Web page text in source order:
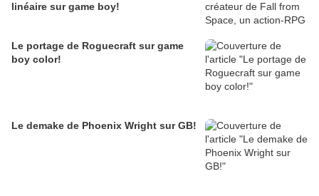
linéaire sur game boy!
Le portage de Roguecraft sur game
boy color!
Le demake de Phoenix Wright sur GB!